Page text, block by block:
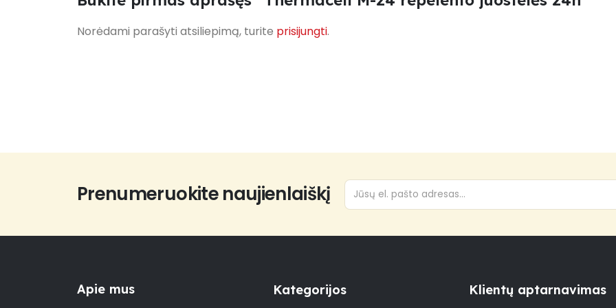
Norėdami parašyti atsiliepimą, turite prisijungti.
Prenumeruokite naujienlaiškį
Apie mus Kategorijos Klientų aptarnavimas